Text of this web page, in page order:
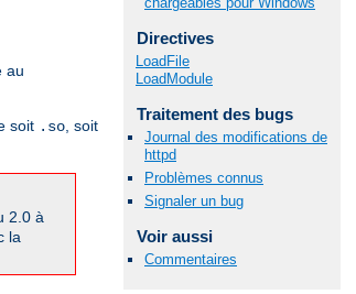
au
soit .so, soit
2.0 à
la
Directives
LoadFile
LoadModule
Traitement des bugs
Journal des modifications de
httpd
Problèmes connus
Signaler un bug
Voir aussi
Commentaires